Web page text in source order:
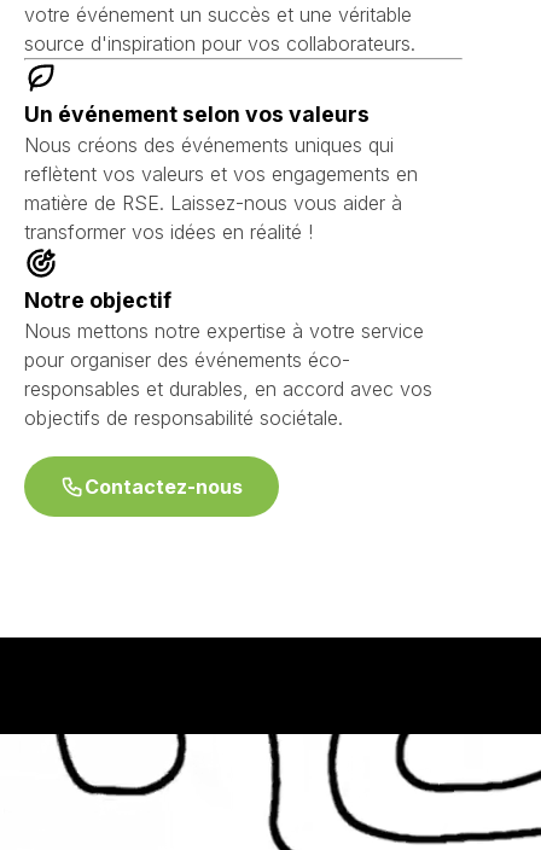
votre événement un succès et une véritable
source d'inspiration pour vos collaborateurs.
Un événement selon vos valeurs
Nous créons des événements uniques qui
reflètent vos valeurs et vos engagements en
matière de RSE. Laissez-nous vous aider à
transformer vos idées en réalité !
Notre objectif
Nous mettons notre expertise à votre service
pour organiser des événements éco-
responsables et durables, en accord avec vos
objectifs de responsabilité sociétale.
Contactez-nous